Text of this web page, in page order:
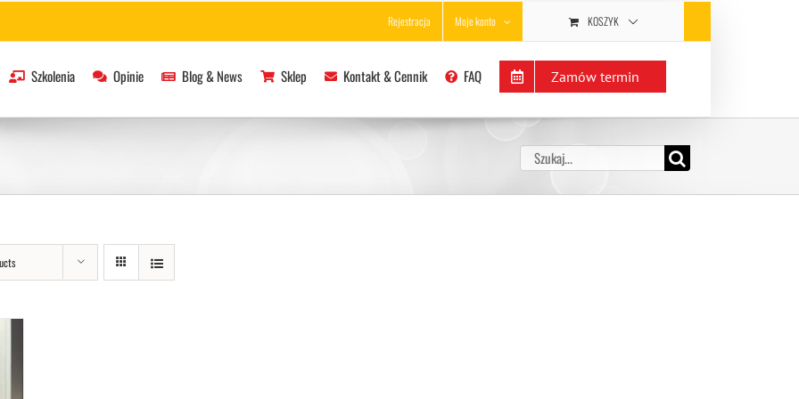
Rejestracja Moje konto KOSZYK
Szkolenia Opinie Blog & News Sklep Kontakt & Cennik FAQ Zamów termin
Szukaj